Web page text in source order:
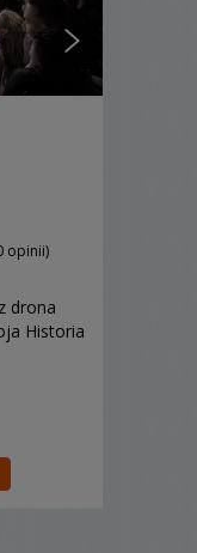
opinii)
drona
Historia